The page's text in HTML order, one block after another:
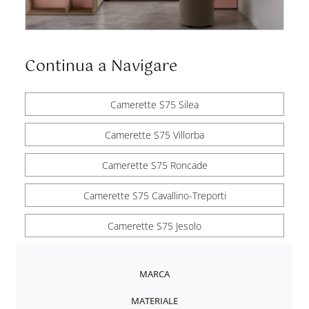
Continua a Navigare
Camerette S75 Silea
Camerette S75 Villorba
Camerette S75 Roncade
Camerette S75 Cavallino-Treporti
Camerette S75 Jesolo
MARCA
MATERIALE